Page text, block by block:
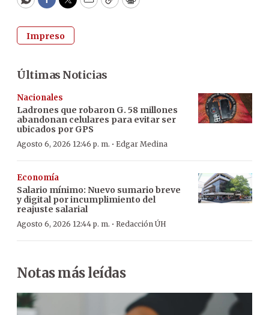
WhatsApp
Facebook
Twitter
EmailCopyPrint
Impreso
Últimas Noticias
Nacionales
Ladrones que robaron G. 58 millones
abandonan celulares para evitar ser
ubicados por GPS
Agosto 6, 2026 12:46 p. m. · Edgar Medina
Economía
Salario mínimo: Nuevo sumario breve
y digital por incumplimiento del
reajuste salarial
Agosto 6, 2026 12:44 p. m. · Redacción ÚH
Notas más leídas